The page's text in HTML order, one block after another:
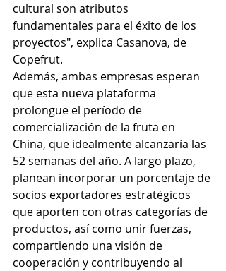
cultural son atributos
fundamentales para el éxito de los
proyectos", explica Casanova, de
Copefrut.
Además, ambas empresas esperan
que esta nueva plataforma
prolongue el período de
comercialización de la fruta en
China, que idealmente alcanzaría las
52 semanas del año. A largo plazo,
planean incorporar un porcentaje de
socios exportadores estratégicos
que aporten con otras categorías de
productos, así como unir fuerzas,
compartiendo una visión de
cooperación y contribuyendo al